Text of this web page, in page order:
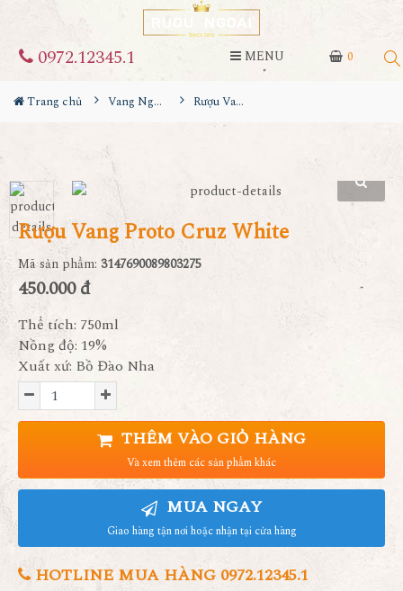
0
0972.12345.1 MENU
Trang chủ Vang Ngọt Rượu Vang Proto Cruz White
Rượu Vang Proto Cruz White
Mã sản phẩm: 3147690089803275
450.000 đ
Thể tích: 750ml
Nồng độ: 19%
Xuất xứ: Bồ Đào Nha
THÊM VÀO GIỎ HÀNG
Và xem thêm các sản phẩm khác
MUA NGAY
Giao hàng tận nơi hoặc nhận tại cửa hàng
HOTLINE MUA HÀNG 0972.12345.1